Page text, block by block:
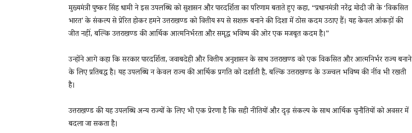
मुख्यमंत्री पुष्कर सिंह धामी ने इस उपलब्धि को सुशासन और पारदर्शिता का परिणाम बताते हुए कहा, “प्रधानमंत्री नरेंद्र मोदी जी के ‘विकसित
भारत’ के संकल्प से प्रेरित होकर हमने उत्तराखण्ड को वित्तीय रूप से सशक्त बनाने की दिशा में ठोस कदम उठाए हैं। यह केवल आंकड़ों की
जीत नहीं, बल्कि उत्तराखण्ड की आर्थिक आत्मनिर्भरता और समृद्ध भविष्य की ओर एक मजबूत कदम है।”
उन्होंने आगे कहा कि सरकार पारदर्शिता, जवाबदेही और वित्तीय अनुशासन के साथ उत्तराखण्ड को एक विकसित और आत्मनिर्भर राज्य बनाने
के लिए प्रतिबद्ध है। यह उपलब्धि न केवल राज्य की आर्थिक प्रगति को दर्शाती है, बल्कि उत्तराखण्ड के उज्ज्वल भविष्य की नींव भी रखती
है।
उत्तराखण्ड की यह उपलब्धि अन्य राज्यों के लिए भी एक प्रेरणा है कि सही नीतियों और दृढ़ संकल्प के साथ आर्थिक चुनौतियों को अवसर में
बदला जा सकता है।